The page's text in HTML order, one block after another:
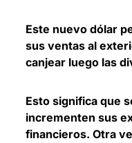
Este nuevo dólar
sus ventas al
canjear luego las
Esto significa que
incrementen sus
financieros. Otra